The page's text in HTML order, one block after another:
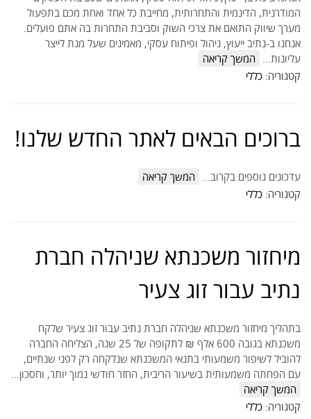
המודרנית, הדינמית והתחרותית, מחייבת כל אחד ואחת מכם בתפעול
מערך שיווק התואם את צרכי השוק וסביבת התחרות בה אתם פועלים.
אנחנו ב-נתיב ייעוץ, ניהול ופיתוח עסקי, מאמינים שעל מנת לייצר
עליונות… המשך קריאה
קטגוריה: כללי
ברוכים הבאים לאתר החדש שלנו!
עדכונים נוספים בקרוב… המשך קריאה
קטגוריה: כללי
מיחזור משכנתא שניהלה חברת
נתיב עבור זוג צעיר
בתהליך מיחזור משכנתא שניהלה חברת נתיב עבור זוג צעיר שלקח
משכנתא בגובה 600 אלף ₪ לתקופה של 25 שנה, הצליחה החברה
להוביל לשיפור משמעותי בתנאי המשכנתא שנלקחה רק לפני שנתיים,
עם הפחתה משמעותית בשיעור הריבית, החזר חודשי נמוך יותר, וחסכון…
המשך קריאה
קטגוריה: כללי